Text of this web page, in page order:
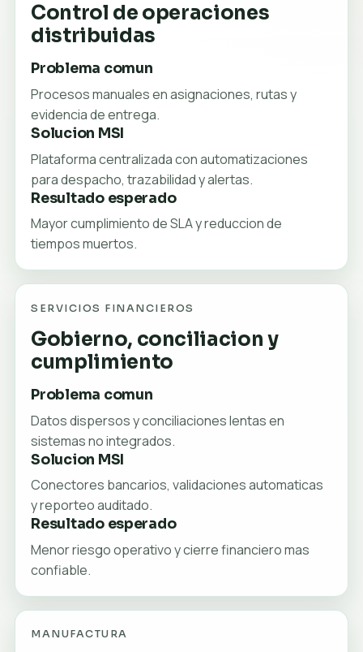
Control de operaciones
distribuidas
Problema comun
Procesos manuales en asignaciones, rutas y
evidencia de entrega.
Solucion MSI
Plataforma centralizada con automatizaciones
para despacho, trazabilidad y alertas.
Resultado esperado
Mayor cumplimiento de SLA y reduccion de
tiempos muertos.
SERVICIOS FINANCIEROS
Gobierno, conciliacion y
cumplimiento
Problema comun
Datos dispersos y conciliaciones lentas en
sistemas no integrados.
Solucion MSI
Conectores bancarios, validaciones automaticas
y reporteo auditado.
Resultado esperado
Menor riesgo operativo y cierre financiero mas
confiable.
MANUFACTURA